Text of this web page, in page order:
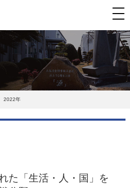
2022年
た「生活・人・国」を